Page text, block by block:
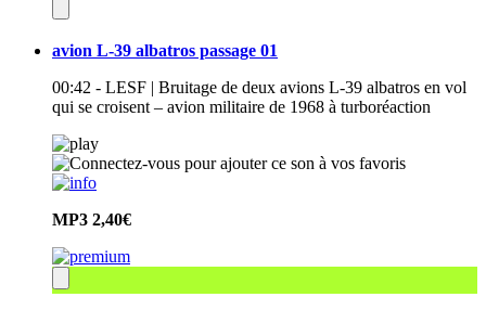
avion L-39 albatros passage 01
00:42 - LESF | Bruitage de deux avions L-39 albatros en vol
qui se croisent – avion militaire de 1968 à turboréaction
MP3 2,40€